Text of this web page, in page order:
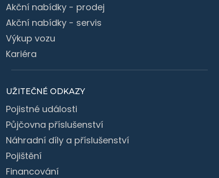
Akční nabídky - prodej
Akční nabídky - servis
Výkup vozu
Kariéra
UŽITEČNÉ ODKAZY
Pojistné události
Půjčovna příslušenství
Náhradní díly a příslušenství
Pojištění
Financování